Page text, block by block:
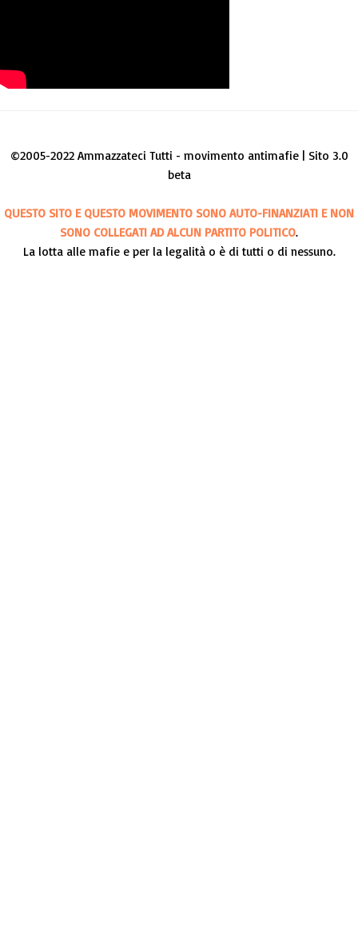
©2005-2022 Ammazzateci Tutti - movimento antimafie | Sito 3.0
beta
QUESTO SITO E QUESTO MOVIMENTO SONO AUTO-FINANZIATI E NON
SONO COLLEGATI AD ALCUN PARTITO POLITICO.
La lotta alle mafie e per la legalità o è di tutti o di nessuno.